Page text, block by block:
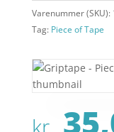
Varenummer (SKU):
Tag: Piece of Tape